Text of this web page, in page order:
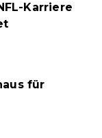
Karriere
für